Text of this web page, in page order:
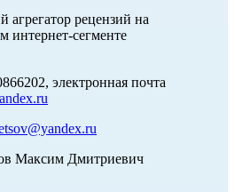
рецензий на
интернет-сегменте
электронная почта
Максим Дмитриевич